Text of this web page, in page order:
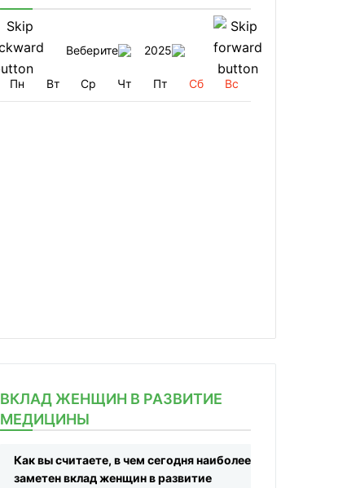
Веберите 2025
Пн Вт Ср Чт Пт Сб Вс
ВКЛАД ЖЕНЩИН В РАЗВИТИЕ
МЕДИЦИНЫ
Как вы считаете, в чем сегодня наиболее
заметен вклад женщин в развитие